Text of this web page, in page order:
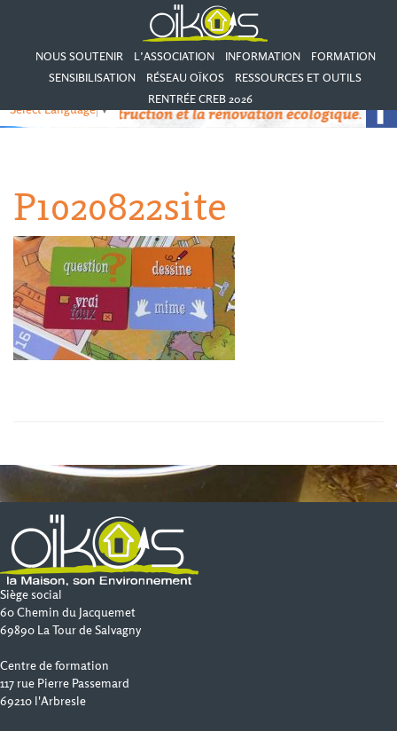
NOUS SOUTENIR L’ASSOCIATION INFORMATION
FORMATION
SENSIBILISATION
RÉSEAU OÏKOS
RESSOURCES ET OUTILS
RENTRÉE CREB 2026
Select Language▼
P1020822site
Siège social
60 Chemin du Jacquemet
69890 La Tour de Salvagny
Centre de formation
117 rue Pierre Passemard
69210 l'Arbresle